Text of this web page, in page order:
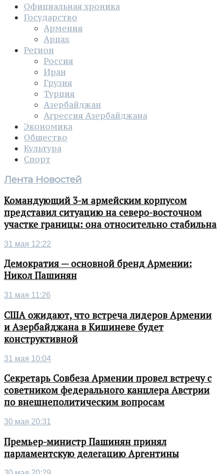
Официальная хроника
Государство
Армения
Арцах
Регион
Россия
Иран
Грузия
Турция
Азербайджан
Агрессия Азербайджана
Экономика
Общество
Культура
Спорт
Лента Новостей
Командующий 3-м армейским корпусом
представил ситуацию на северо-восточном
участке границы: она относительно стабильна
31 мая 12:22
Демократия — основной бренд Армении:
Никол Пашинян
31 мая 11:26
США ожидают, что встреча лидеров Армении
и Азербайджана в Кишиневе будет
конструктивной
31 мая 10:04
Секретарь Совбеза Армении провел встречу с
советником федерального канцлера Австрии
по внешнеполитическим вопросам
30 мая 20:31
Премьер-министр Пашинян принял
парламентскую делегацию Аргентины